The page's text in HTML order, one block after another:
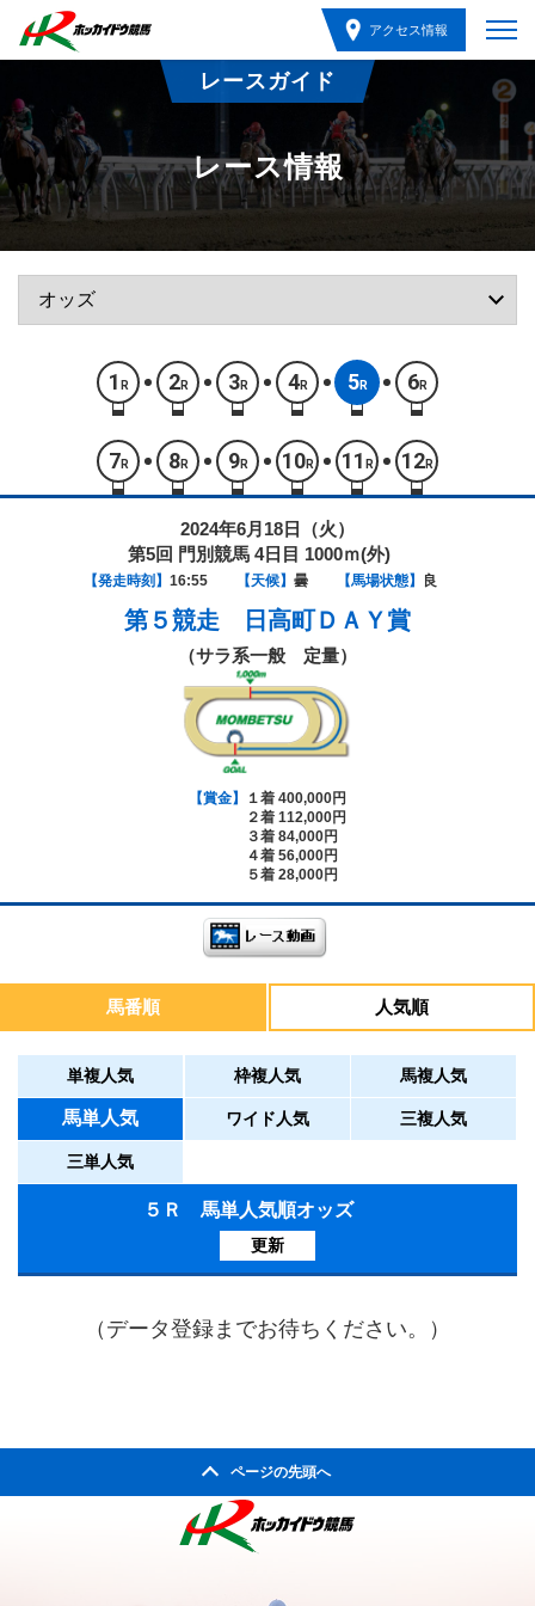
アクセス情報
レースガイド
レース情報
1 R 2R 3R 4R 5R 6R
7 R 8R 9R 10R 11 R 12R
2024年6月18日（火）
第5回 門別競馬 4日目 1000ｍ(外)
【発走時刻】 16:55 【天候】 曇 【馬場状態】 良
第５競走 日高町ＤＡＹ賞
（サラ系一般 定量）
【賞金】
１着 400,000円
２着 112,000円
３着 84,000円
４着 56,000円
５着 28,000円
馬番順 人気順
単複人気 枠複人気 馬複人気
馬単人気 ワイド人気 三複人気
三単人気
５Ｒ 馬単人気順オッズ
更新
（データ登録までお待ちください。）
ページの先頭へ